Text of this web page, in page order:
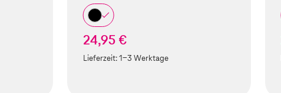
24,95 €
Lieferzeit:1-3 Werktage